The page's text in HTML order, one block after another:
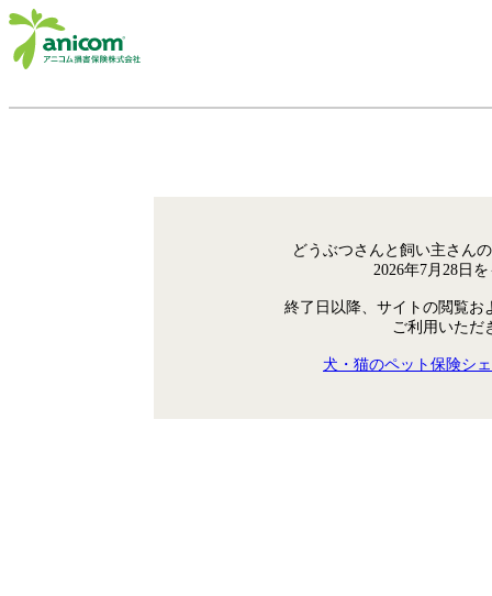
どうぶつさんと飼い主さん
2026年7月28日
終了日以降、サイトの閲覧お
ご利用いただ
犬・猫のペット保険シ